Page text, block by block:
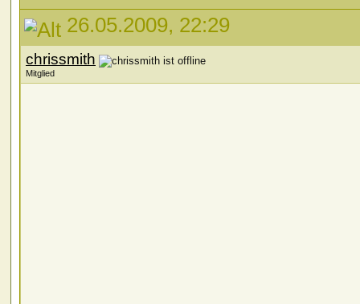
26.05.2009, 22:29
chrissmith
Mitglied